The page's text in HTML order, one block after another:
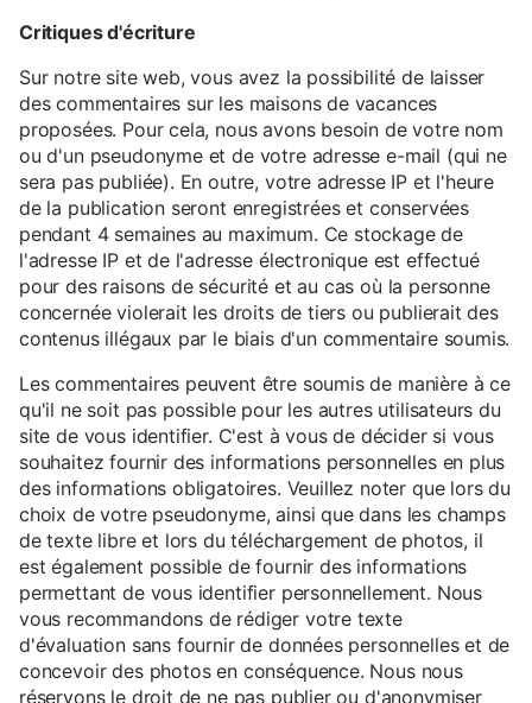
Critiques d'écriture
Sur notre site web, vous avez la possibilité de laisser
des commentaires sur les maisons de vacances
proposées. Pour cela, nous avons besoin de votre nom
ou d'un pseudonyme et de votre adresse e-mail (qui ne
sera pas publiée). En outre, votre adresse IP et l'heure
de la publication seront enregistrées et conservées
pendant 4 semaines au maximum. Ce stockage de
l'adresse IP et de l'adresse électronique est effectué
pour des raisons de sécurité et au cas où la personne
concernée violerait les droits de tiers ou publierait des
contenus illégaux par le biais d'un commentaire soumis.
Les commentaires peuvent être soumis de manière à ce
qu'il ne soit pas possible pour les autres utilisateurs du
site de vous identifier. C'est à vous de décider si vous
souhaitez fournir des informations personnelles en plus
des informations obligatoires. Veuillez noter que lors du
choix de votre pseudonyme, ainsi que dans les champs
de texte libre et lors du téléchargement de photos, il
est également possible de fournir des informations
permettant de vous identifier personnellement. Nous
vous recommandons de rédiger votre texte
d'évaluation sans fournir de données personnelles et de
concevoir des photos en conséquence. Nous nous
réservons le droit de ne pas publier ou d'anonymiser